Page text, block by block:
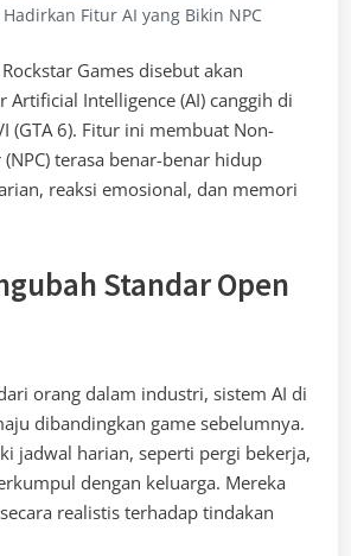
Hadirkan Fitur AI yang Bikin NPC
Games disebut akan
Intelligence (AI) canggih di
(GTA 6). Fitur ini membuat Non-
terasa benar-benar hidup
reaksi emosional, dan memori
Standar Open
orang dalam industri, sistem AI di
dibandingkan game sebelumnya.
jadwal harian, seperti pergi bekerja,
dengan keluarga. Mereka
realistis terhadap tindakan